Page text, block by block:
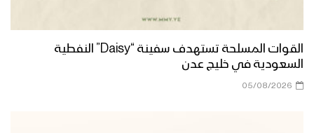
القوات المسلحة تستهدف سفينة “Daisy” النفطية
السعودية في خليج عدن
05/08/2026